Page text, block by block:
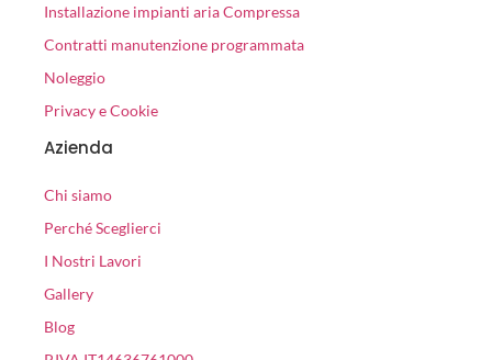
Installazione impianti aria Compressa
Contratti manutenzione programmata
Noleggio
Privacy e Cookie
Azienda
Chi siamo
Perché Sceglierci
I Nostri Lavori
Gallery
Blog